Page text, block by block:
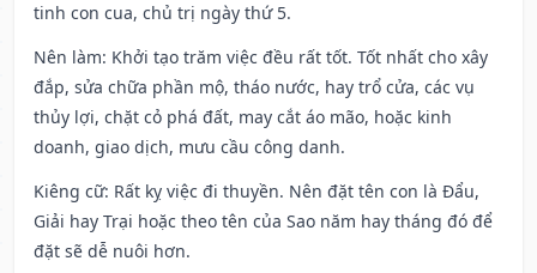
tinh con cua, chủ trị ngày thứ 5.
Nên làm: Khởi tạo trăm việc đều rất tốt. Tốt nhất cho xây
đắp, sửa chữa phần mộ, tháo nước, hay trổ cửa, các vụ
thủy lợi, chặt cỏ phá đất, may cắt áo mão, hoặc kinh
doanh, giao dịch, mưu cầu công danh.
Kiêng cữ: Rất kỵ việc đi thuyền. Nên đặt tên con là Đẩu,
Giải hay Trại hoặc theo tên của Sao năm hay tháng đó để
đặt sẽ dễ nuôi hơn.